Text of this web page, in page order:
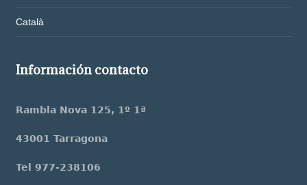
Català
Información contacto
Rambla Nova 125, 1º 1ª
43001 Tarragona
Tel 977-238106